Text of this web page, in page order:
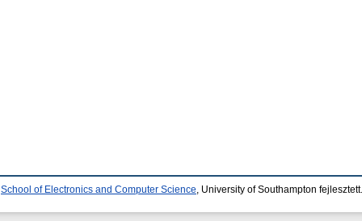
School of Electronics and Computer Science , University of Southampton fejlesztett.